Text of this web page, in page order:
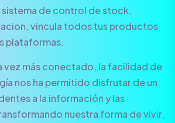
sistema de control de stock,
vincula todos tus productos
plataformas.
vez más conectado, la facilidad de
nos ha permitido disfrutar de un
a la información y las
nuestra forma de vivir,